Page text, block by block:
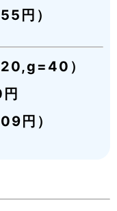
円）
）
円）